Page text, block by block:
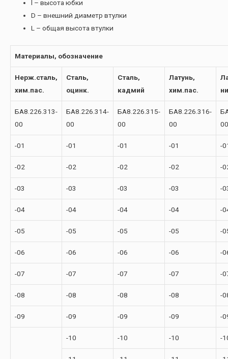
l – высота юбки
D – внешний диаметр втулки
L – общая высота втулки
Материалы, обозначение
Нерж.сталь,
хим.пас.
Сталь,
оцинк.
Сталь,
кадмий
Латунь,
хим.пас.
БА8.226.313-
00
БА8.226.314-
00
БА8.226.315-
00
БА8.226.316-
00
00
-01 -01 -01 -01 -
-02 -02 -02 -02 -
-03 -03 -03 -03 -
-04 -04 -04 -04 -
-05 -05 -05 -05 -
-06 -06 -06 -06 -
-07 -07 -07 -07 -
-08 -08 -08 -08 -
-09 -09 -09 -09 -
-10 -10 -10 -